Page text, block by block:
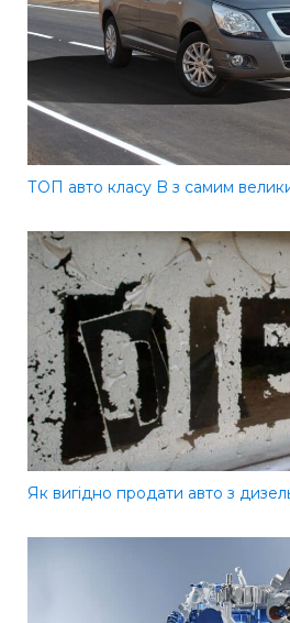
ТОП авто класу B з самим
Як вигідно продати авто з